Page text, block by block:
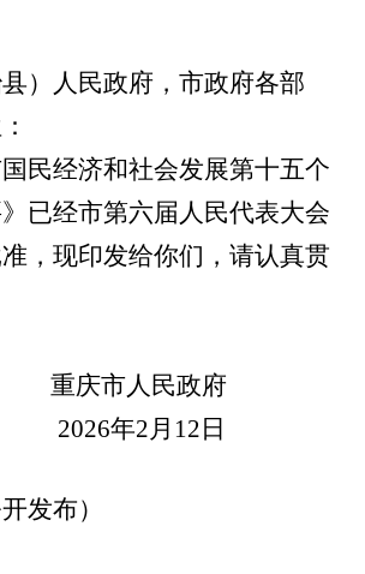
）人民政府，市政府各部
国民经济和社会发展第十五个
已经市第六届人民代表大会
，现印发给你们，请认真贯
重庆市人民政府
2026年2月12日
发布）